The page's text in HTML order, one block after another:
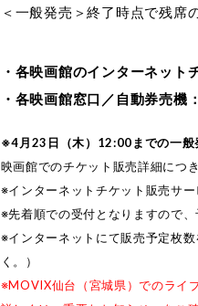
＜一般発売＞終了時点で残席
・各映画館のインターネッ
・各映画館窓口／自動券売機
※4月23日（木）12:00までの一般
映画館でのチケット販売詳細につ
※インターネットチケット販売サ
※先着順での受付となりますので
※インターネットにて販売予定枚
く。）
※MOVIX仙台（宮城県）でのライ